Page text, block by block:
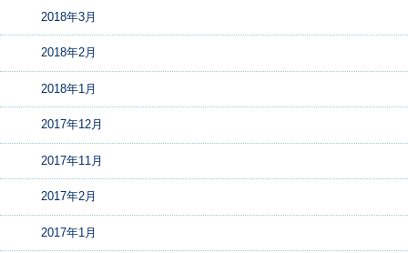
2018年3月
2018年2月
2018年1月
2017年12月
2017年11月
2017年2月
2017年1月